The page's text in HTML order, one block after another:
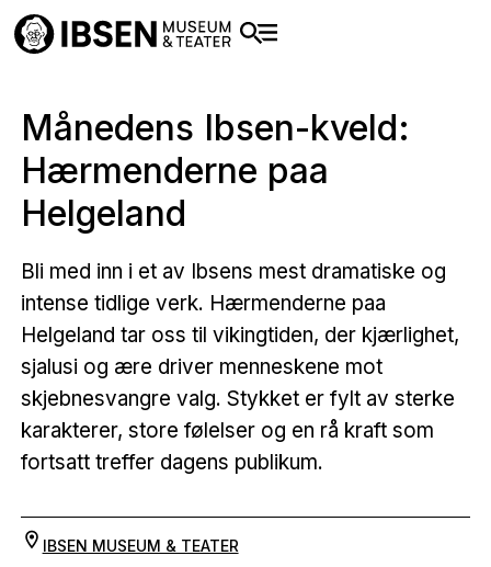
Månedens Ibsen-kveld:
Hærmenderne paa
Helgeland
Bli med inn i et av Ibsens mest dramatiske og
intense tidlige verk. Hærmenderne paa
Helgeland tar oss til vikingtiden, der kjærlighet,
sjalusi og ære driver menneskene mot
skjebnesvangre valg. Stykket er fylt av sterke
karakterer, store følelser og en rå kraft som
fortsatt treffer dagens publikum.
IBSEN MUSEUM & TEATER